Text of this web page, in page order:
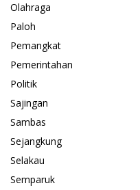
Olahraga
Paloh
Pemangkat
Pemerintahan
Politik
Sajingan
Sambas
Sejangkung
Selakau
Semparuk